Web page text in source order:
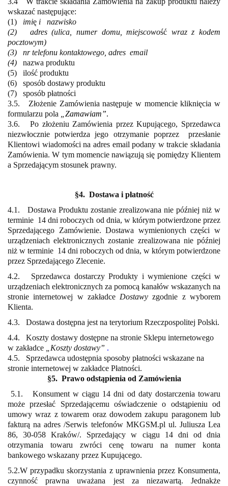
wskazać następujące:
(1) imię i nazwisko
(2) adres (ulica, numer domu, miejscowość wraz z kodem
pocztowym)
(3) nr telefonu kontaktowego, adres email
(4) nazwa produktu
(5) ilość produktu
(6) sposób dostawy produktu
(7) sposób płatności
3.5. Złożenie Zamówienia następuje w momencie kliknięcia w
formularzu pola
Zamawiam”.
3.6. Po złożeniu Zamówienia przez Kupującego, Sprzedawca
niezwłocznie potwierdza jego otrzymanie poprzez
przesłanie
Klientowi wiadomości na adres email podany w trakcie składania
Zamówienia. W tym momencie nawiązują się pomiędzy Klientem
a Sprzedającym stosunek prawny.
§4. Dostawa i płatność
4.1. Dostawa Produktu zostanie zrealizowana nie później niż w
terminie 14 dni roboczych od dnia, w którym potwierdzone przez
Sprzedającego Zamówienie. Dostawa wymienionych części w
urządzeniach elektronicznych zostanie zrealizowana nie później
niż w terminie 14 dni roboczych od dnia, w którym potwierdzone
przez Sprzedającego Zlecenie.
4.2. Sprzedawca dostarczy Produkty i wymienione części w
urządzeniach elektronicznych za pomocą kanałów wskazanych na
stronie internetowej w zakładce Dostawy zgodnie z wyborem
Klienta.
4.3. Dostawa dostępna jest na terytorium Rzeczpospolitej Polski.
4.4. Koszty dostawy dostępne na stronie Sklepu internetowego
w zakładce
„Koszty dostawy” .
4.5. Sprzedawca udostępnia sposoby płatności wskazane na
stronie internetowej w zakładce Płatności.
§5. Prawo odstąpienia od Zamówienia
5.1. Konsument w ciągu 14 dni od daty dostarczenia towaru
może przesłać Sprzedającemu oświadczenie o odstąpieniu od
umowy wraz z towarem oraz dowodem zakupu paragonem lub
fakturą na adres /Serwis telefonów MKGSM.pl ul. Juliusza Lea
86, 30-058 Kraków/. Sprzedający w ciągu 14 dni od dnia
otrzymania towaru zwróci cenę towaru na numer konta
bankowego wskazany przez Kupującego.
5.2.W przypadku skorzystania z uprawnienia przez Konsumenta,
czynność prawna uważana jest za niezawartą. Jednakże